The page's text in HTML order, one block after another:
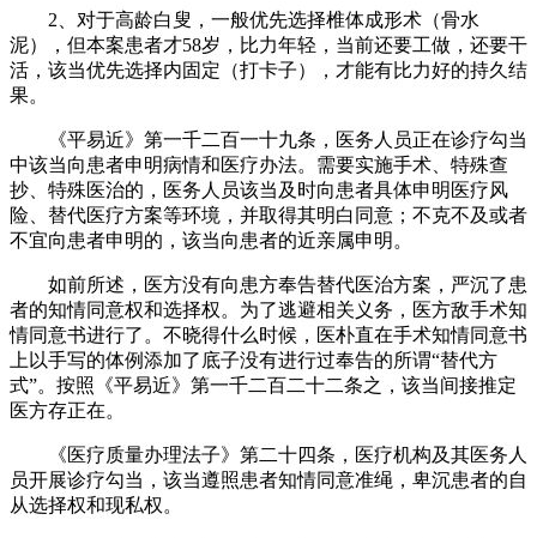
2、对于高龄白叟，一般优先选择椎体成形术（骨水
泥），但本案患者才58岁，比力年轻，当前还要工做，还要干
活，该当优先选择内固定（打卡子），才能有比力好的持久结
果。
《平易近》第一千二百一十九条，医务人员正在诊疗勾当
中该当向患者申明病情和医疗办法。需要实施手术、特殊查
抄、特殊医治的，医务人员该当及时向患者具体申明医疗风
险、替代医疗方案等环境，并取得其明白同意；不克不及或者
不宜向患者申明的，该当向患者的近亲属申明。
如前所述，医方没有向患方奉告替代医治方案，严沉了患
者的知情同意权和选择权。为了逃避相关义务，医方敌手术知
情同意书进行了。不晓得什么时候，医朴直在手术知情同意书
上以手写的体例添加了底子没有进行过奉告的所谓“替代方
式”。按照《平易近》第一千二百二十二条之，该当间接推定
医方存正在。
《医疗质量办理法子》第二十四条，医疗机构及其医务人
员开展诊疗勾当，该当遵照患者知情同意准绳，卑沉患者的自
从选择权和现私权。